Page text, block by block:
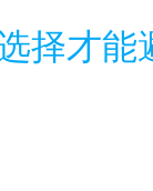
择才能